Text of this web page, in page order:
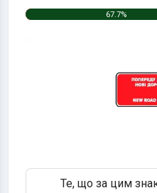
67.7%
Те, що за цим